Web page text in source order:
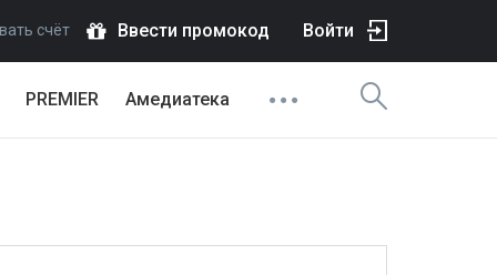
счёт Ввести промокод Войти
PREMIER Амедиатека